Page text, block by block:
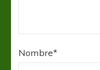
Nombre*